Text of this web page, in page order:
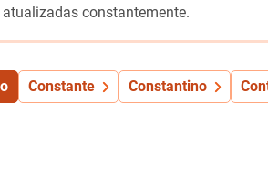
constantemente.
Constante Constantino